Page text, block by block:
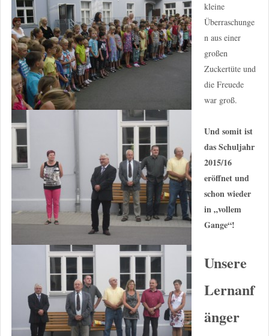
kleine
Überraschunge
n aus einer
großen
Zuckertüte und
die Freuede
war groß.
Und somit ist
das Schuljahr
2015/16
eröffnet und
schon wieder
in „vollem
Gange“!
Unsere
Lernanf
änger